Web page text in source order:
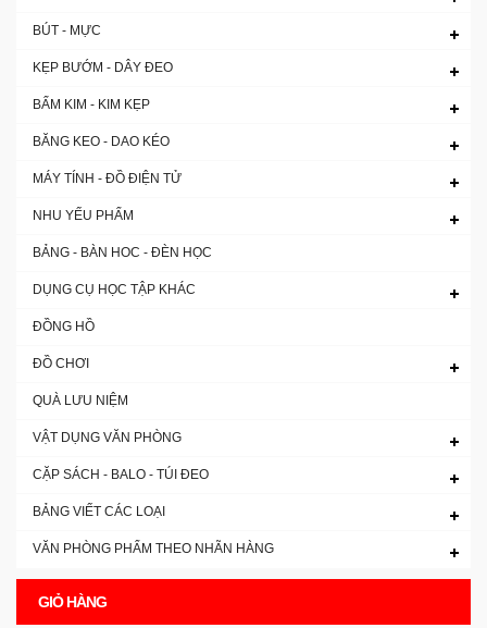
BÚT - MỰC
KẸP BƯỚM - DÂY ĐEO
BẤM KIM - KIM KẸP
BĂNG KEO - DAO KÉO
MÁY TÍNH - ĐỒ ĐIỆN TỬ
NHU YẾU PHẨM
BẢNG - BÀN HOC - ĐÈN HỌC
DỤNG CỤ HỌC TẬP KHÁC
ĐỒNG HỒ
ĐỒ CHƠI
QUÀ LƯU NIỆM
VẬT DỤNG VĂN PHÒNG
CẶP SÁCH - BALO - TÚI ĐEO
BẢNG VIẾT CÁC LOẠI
VĂN PHÒNG PHẨM THEO NHÃN HÀNG
GIỎ HÀNG